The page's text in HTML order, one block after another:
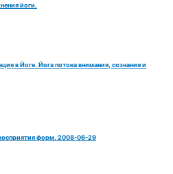
йоги.
в Йоге. Йога потока внимания, сознания и
форм. 2008-06-29